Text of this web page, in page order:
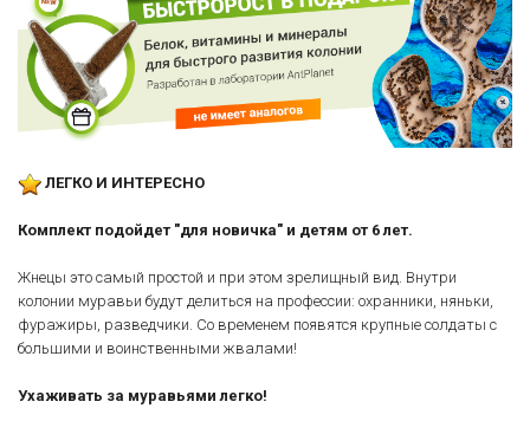
ЛЕГКО И ИНТЕРЕСНО
Комплект подойдет "для новичка" и детям от 6 лет.
Жнецы это самый простой и при этом зрелищный вид. Внутри
колонии муравьи будут делиться на профессии: охранники, няньки,
фуражиры, разведчики. Со временем появятся крупные солдаты с
большими и воинственными жвалами!
Ухаживать за муравьями легко!